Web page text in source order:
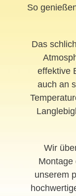
So
Das
effektive
auch an
Wir
Montage
unserem